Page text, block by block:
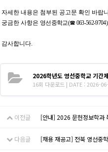
자세한 내용은 첨부된 공고문 확인 바랍
궁금한 사항은 영선중학교(☎ 063-562-9704)
감사합니다.
2026학년도 영선중학교 기간
16회 다운로드 | DATE : 2026-
이전글 [안내] 2026 문헌정보학과
다음글
[채용 재공고] 전북 영선중